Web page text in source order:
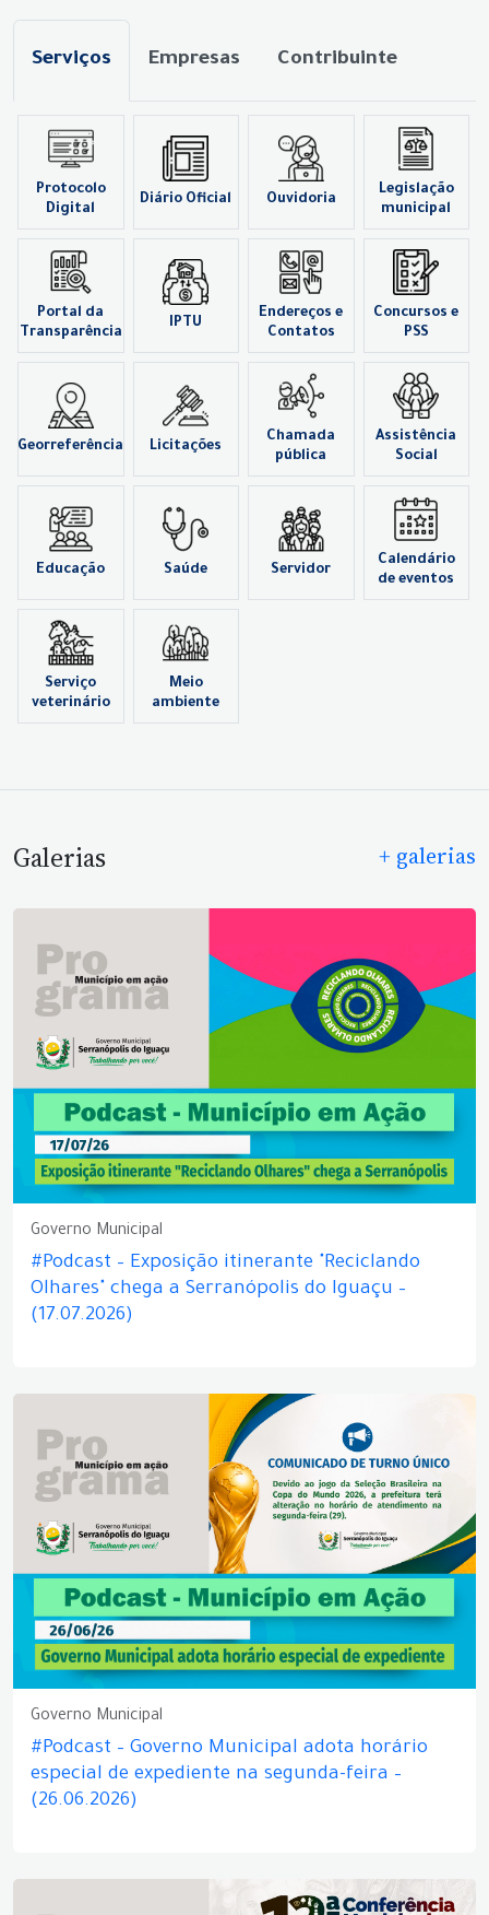
Serviços Empresas Contribuinte
Protocolo
Digital
Diário Oficial Ouvidoria
Legislação
municipal
Portal da
Transparência
IPTU
Endereços e
Contatos
Concursos e
PSS
Georreferência Licitações
Chamada
pública
Assistência
Social
Educação Saúde Servidor
Calendário
de eventos
Serviço
veterinário
Meio
ambiente
Galerias + galerias
Governo Municipal
#Podcast – Exposição itinerante "Reciclando
Olhares" chega a Serranópolis do Iguaçu –
(17.07.2026)
Governo Municipal
#Podcast – Governo Municipal adota horário
especial de expediente na segunda-feira –
(26.06.2026)